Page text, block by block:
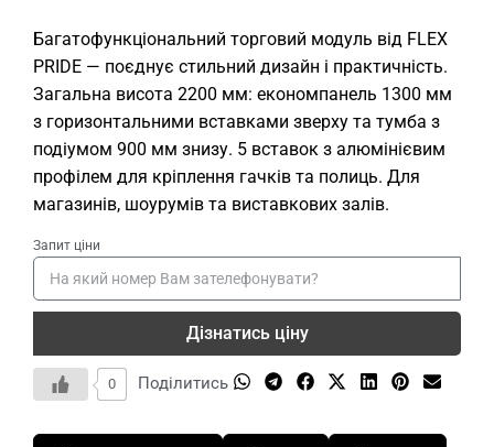
Багатофункціональний торговий модуль від FLEX
PRIDE — поєднує стильний дизайн і практичність.
Загальна висота 2200 мм: економпанель 1300 мм
з горизонтальними вставками зверху та тумба з
подіумом 900 мм знизу. 5 вставок з алюмінієвим
профілем для кріплення гачків та полиць. Для
магазинів, шоурумів та виставкових залів.
Запит ціни
Дізнатись ціну
0 Поділитись